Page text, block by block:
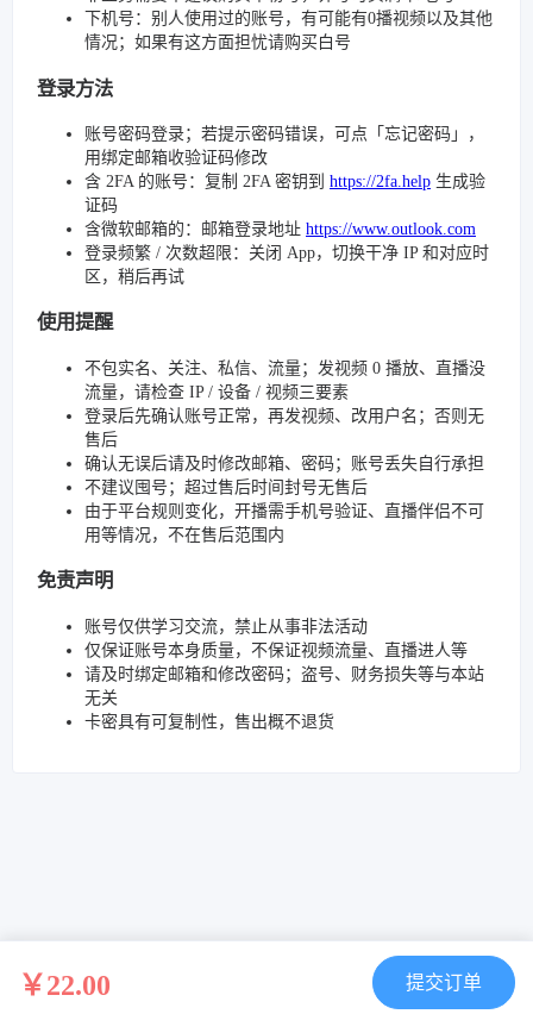
下机号：别人使用过的账号，有可能有0播视频以及其他
情况；如果有这方面担忧请购买白号
登录方法
账号密码登录；若提示密码错误，可点「忘记密码」，
用绑定邮箱收验证码修改
含 2FA 的账号：复制 2FA 密钥到 https://2fa.help 生成验
证码
含微软邮箱的：邮箱登录地址 https://www.outlook.com
登录频繁 / 次数超限：关闭 App，切换干净 IP 和对应时
区，稍后再试
使用提醒
不包实名、关注、私信、流量；发视频 0 播放、直播没
流量，请检查 IP / 设备 / 视频三要素
登录后先确认账号正常，再发视频、改用户名；否则无
售后
确认无误后请及时修改邮箱、密码；账号丢失自行承担
不建议囤号；超过售后时间封号无售后
由于平台规则变化，开播需手机号验证、直播伴侣不可
用等情况，不在售后范围内
免责声明
账号仅供学习交流，禁止从事非法活动
仅保证账号本身质量，不保证视频流量、直播进人等
请及时绑定邮箱和修改密码；盗号、财务损失等与本站
无关
卡密具有可复制性，售出概不退货
￥22.00 提交订单